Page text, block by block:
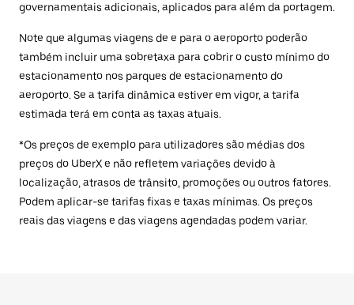
governamentais adicionais, aplicados para além da portagem.
Note que algumas viagens de e para o aeroporto poderão
também incluir uma sobretaxa para cobrir o custo mínimo do
estacionamento nos parques de estacionamento do
aeroporto. Se a tarifa dinâmica estiver em vigor, a tarifa
estimada terá em conta as taxas atuais.
*Os preços de exemplo para utilizadores são médias dos
preços do UberX e não refletem variações devido à
localização, atrasos de trânsito, promoções ou outros fatores.
Podem aplicar-se tarifas fixas e taxas mínimas. Os preços
reais das viagens e das viagens agendadas podem variar.